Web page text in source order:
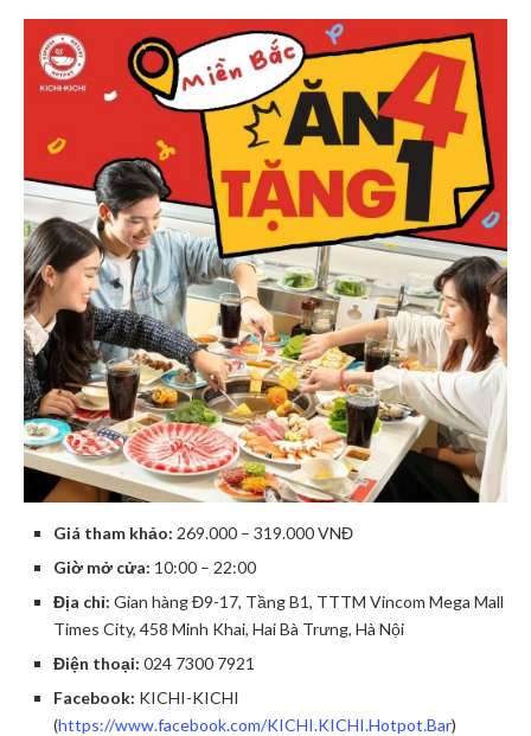
Giá tham khảo: 269.000 – 319.000 VNĐ
Giờ mở cửa: 10:00 – 22:00
Địa chỉ: Gian hàng Đ9-17, Tầng B1, TTTM Vincom Mega Mall
Times City, 458 Minh Khai, Hai Bà Trưng, Hà Nội
Điện thoại: 024 7300 7921
Facebook: KICHI-KICHI
(https://www.facebook.com/KICHI.KICHI.Hotpot.Bar)